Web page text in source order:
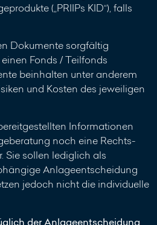
(„PRIIPs KID“), falls
Dokumente sorgfältig
Fonds / Teilfonds
beinhalten unter anderem
und Kosten des jeweiligen
Informationen
noch eine Rechts-
Sie sollen lediglich als
Anlageentscheidung
jedoch nicht die individuelle
der Anlageentscheidung